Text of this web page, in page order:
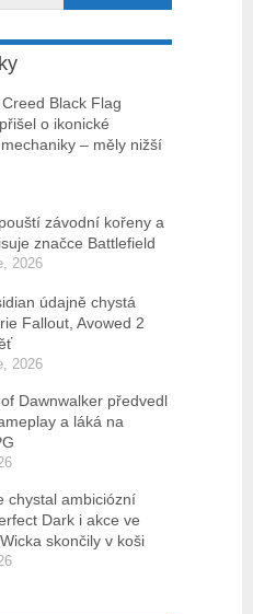
Creed Black Flag
o ikonické
– měly nižší
závodní kořeny a
značce Battlefield
2026
údajně chystá
Fallout, Avowed 2
2026
Dawnwalker předvedl
a láká na
chystal ambiciózní
Dark i akce ve
skončily v koši